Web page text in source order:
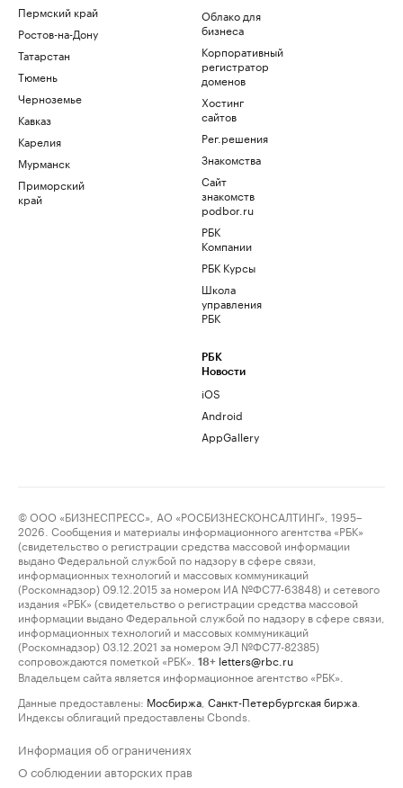
Пермский край
Ростов-на-Дону
Татарстан
Тюмень
Черноземье
Кавказ
Карелия
Мурманск
Приморский
край
Облако для
бизнеса
Корпоративный
регистратор
доменов
Хостинг
сайтов
Рег.решения
Знакомства
Сайт
знакомств
podbor.ru
РБК
Компании
РБК Курсы
Школа
управления
РБК
РБК
Новости
iOS
Android
AppGallery
© ООО «БИЗНЕСПРЕСС», АО «РОСБИЗНЕСКОНСАЛТИНГ», 1995–
2026. Сообщения и материалы информационного агентства «РБК»
(свидетельство о регистрации средства массовой информации
выдано Федеральной службой по надзору в сфере связи,
информационных технологий и массовых коммуникаций
(Роскомнадзор) 09.12.2015 за номером ИА №ФС77-63848) и сетевого
издания «РБК» (свидетельство о регистрации средства массовой
информации выдано Федеральной службой по надзору в сфере связи,
информационных технологий и массовых коммуникаций
(Роскомнадзор) 03.12.2021 за номером ЭЛ №ФС77-82385)
сопровождаются пометкой «РБК».
18+ letters@rbc.ru
Владельцем сайта является информационное агентство «РБК».
Данные предоставлены: Мосбиржа Санкт-Петербургская биржа
Индексы облигаций предоставлены Cbonds.
Информация об ограничениях
О соблюдении авторских прав